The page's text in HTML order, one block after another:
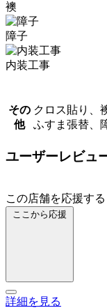
襖
障子
内装工事
その
他
クロス貼り、
ふすま張替、
ユーザーレビュ
この店舗を応援する
ここから応援
詳細を見る